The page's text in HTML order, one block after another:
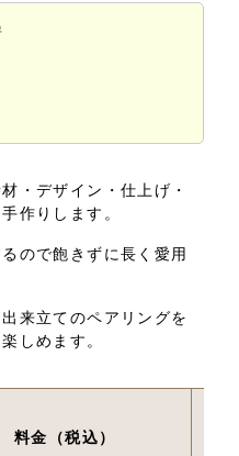
・デザイン・仕上げ・
作りします。
ので飽きずに長く愛用
来立てのペアリングを
しめます。
料金（税込）